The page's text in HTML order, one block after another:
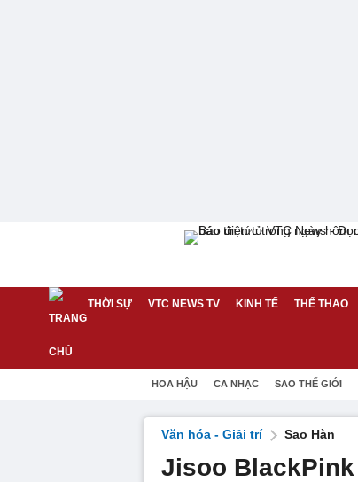
THỜI SỰ VTC NEWS TV KINH TẾ THỂ THAO
HOA HẬU CA NHẠC SAO THẾ GIỚI
Văn hóa - Giải trí Sao Hàn
Jisoo